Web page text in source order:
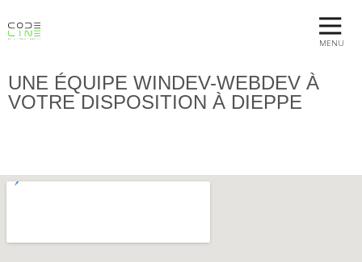
MENU
UNE ÉQUIPE WINDEV-WEBDEV À
VOTRE DISPOSITION À DIEPPE